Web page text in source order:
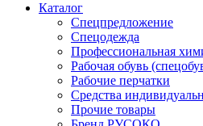
Каталог
Спецпредложение
Спецодежда
Профессиональная
Рабочая обувь
Рабочие перчатки
Средства
Прочие товары